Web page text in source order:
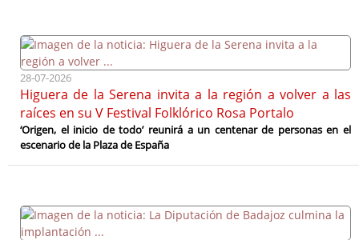
28-07-2026
Higuera de la Serena invita a la región a volver a las
raíces en su V Festival Folklórico Rosa Portalo
‘Origen, el inicio de todo’ reunirá a un centenar de personas en el
escenario de la Plaza de España